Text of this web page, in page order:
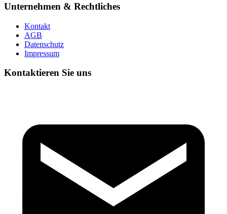
Unternehmen & Rechtliches
Kontakt
AGB
Datenschutz
Impressum
Kontaktieren Sie uns